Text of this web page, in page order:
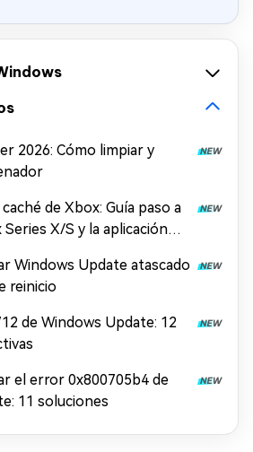
2026: Cómo limpiar y
de Xbox: Guía paso a
X/S y la aplicación
Windows Update atascado
reinicio
de Windows Update: 12
el error 0x800705b4 de
11 soluciones